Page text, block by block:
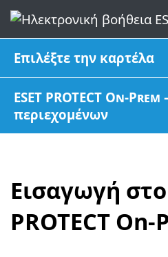
Επιλέξτε την καρτέλα
ESET PROTECT On-
περιεχομένων
Εισαγωγή στο
PROTECT On-